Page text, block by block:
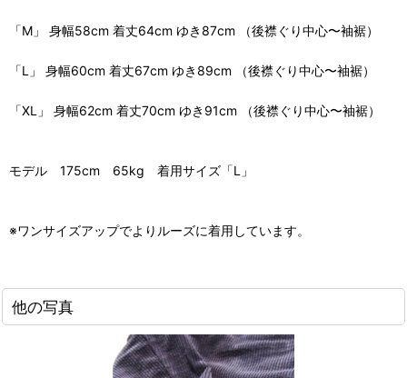
「M」 身幅58cm 着丈64cm ゆき87cm （後襟ぐり中心〜袖裾）
「L」 身幅60cm 着丈67cm ゆき89cm （後襟ぐり中心〜袖裾）
「XL」 身幅62cm 着丈70cm ゆき91cm （後襟ぐり中心〜袖裾）
モデル 175cm 65kg 着用サイズ「L」
※ワンサイズアップでよりルーズに着用しています。
他の写真